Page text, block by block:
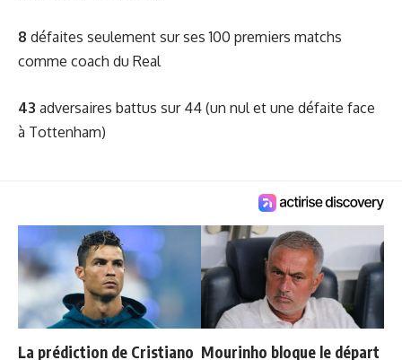
8 défaites seulement sur ses 100 premiers matchs
comme coach du Real
43 adversaires battus sur 44 (un nul et une défaite face
à Tottenham)
La prédiction de Cristiano Mourinho bloque le départ